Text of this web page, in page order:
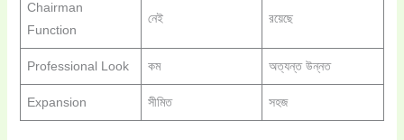
Chairman
Function
নেই রয়েছে
Professional Look কম অত্যন্ত উন্নত
Expansion সীমিত সহজ